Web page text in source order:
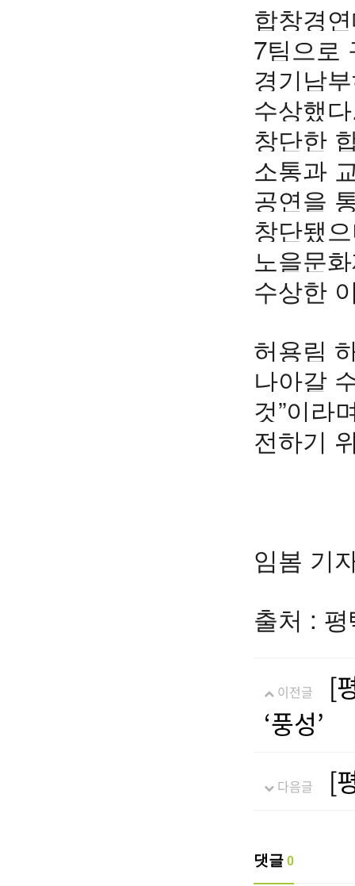
합창경
7팀으로
경기남
수상했
창단한
소통과
공연을
창단됐
노을문
수상한
허용림
나아갈
것”이라
전하기
임봄 기
출처 :
이전글
[
‘풍성’
다음글 [
댓글 0